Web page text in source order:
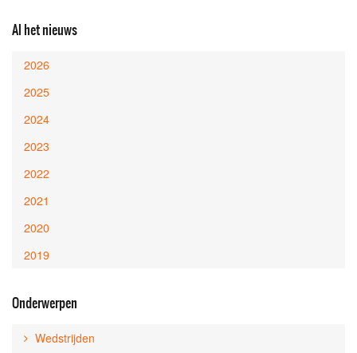
Al het nieuws
2026
2025
2024
2023
2022
2021
2020
2019
Onderwerpen
Wedstrijden